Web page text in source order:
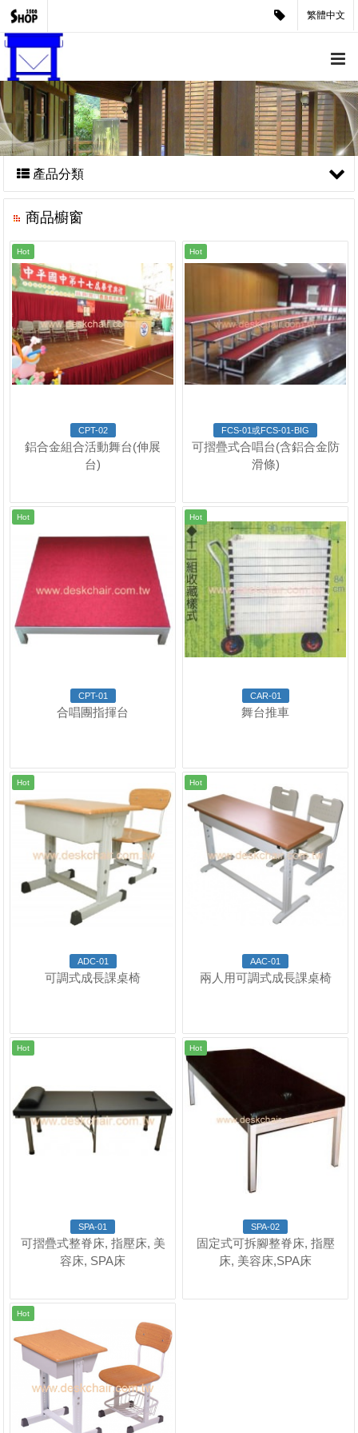
繁體中文
產品分類
商品櫥窗
Hot
CPT-02
鋁合金組合活動舞台(伸展
台)
Hot
FCS-01或FCS-01-BIG
可摺疊式合唱台(含鋁合金防
滑條)
Hot
CPT-01
合唱團指揮台
Hot
CAR-01
舞台推車
Hot
ADC-01
可調式成長課桌椅
Hot
AAC-01
兩人用可調式成長課桌椅
Hot
SPA-01
可摺疊式整脊床, 指壓床, 美
容床, SPA床
Hot
SPA-02
固定式可拆腳整脊床, 指壓
床, 美容床,SPA床
Hot